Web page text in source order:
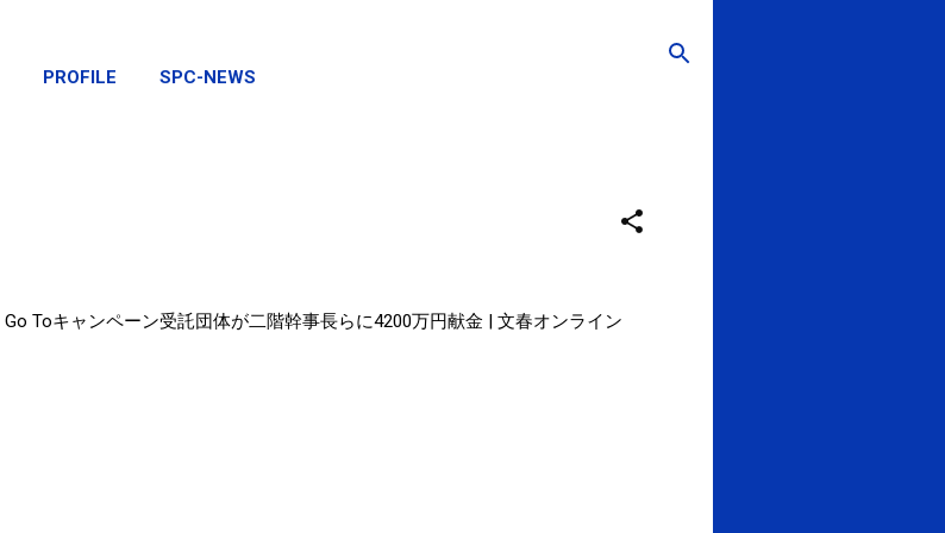
PROFILE SPC-NEWS
Go Toキャンペーン受託団体が二階幹事長らに4200万円献金 | 文春オンライン